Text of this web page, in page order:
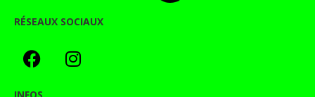
RÉSEAUX SOCIAUX